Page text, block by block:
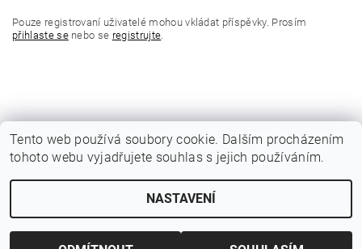
Pouze registrovaní uživatelé mohou vkládat příspěvky. Prosím
přihlaste senebo se registrujte.
Katalogy Autogen Chotěboř Původní eshop rulik.cz
2026 © Jiří Rulík Chrudim, všechna práva vyhrazenaUpravit nastavení cookies
Tento web používá soubory cookie. Dalším procházením
tohoto webu vyjadřujete souhlas s jejich používáním.
NASTAVENÍ